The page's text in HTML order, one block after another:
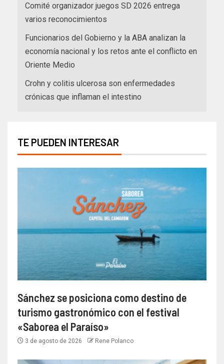
Comité organizador juegos SD 2026 entrega
varios reconocimientos
Funcionarios del Gobierno y la ABA analizan la
economía nacional y los retos ante el conflicto en
Oriente Medio
Crohn y colitis ulcerosa son enfermedades
crónicas que inflaman el intestino
TE PUEDEN INTERESAR
Sánchez se posiciona como destino de
turismo gastronómico con el festival
«Saborea el Paraíso»
3 de agosto de 2026 Rene Polanco